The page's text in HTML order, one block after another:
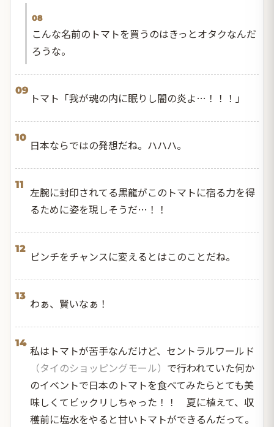
08
こんな名前のトマトを買うのはきっとオタクなんだ
ろうな。
09
トマト「我が魂の内に眠りし闇の炎よ…！！！」
10
日本ならではの発想だね。ハハハ。
11
左腕に封印されてる黒龍がこのトマトに宿る力を得
るために姿を現しそうだ…！！
12
ピンチをチャンスに変えるとはこのことだね。
13
わぁ、賢いなぁ！
14
私はトマトが苦手なんだけど、セントラルワールド
（タイのショッピングモール） で行われていた何か
のイベントで日本のトマトを食べてみたらとても美
味しくてビックリしちゃった！！ 夏に植えて、収
穫前に塩水をやると甘いトマトができるんだって。